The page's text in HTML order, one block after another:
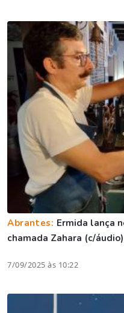
Abrantes: Ermida lança
chamada Zahara (c/áudio)
7/09/2025 às 10:22